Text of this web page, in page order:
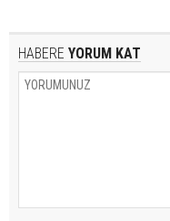
HABERE YORUM KAT